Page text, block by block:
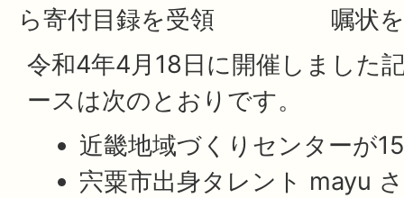
ら寄付目録を受領
嘱状
令和4年4月18日に開催しました
ースは次のとおりです。
近畿地域づくりセンターが
宍粟市出身タレント mayu